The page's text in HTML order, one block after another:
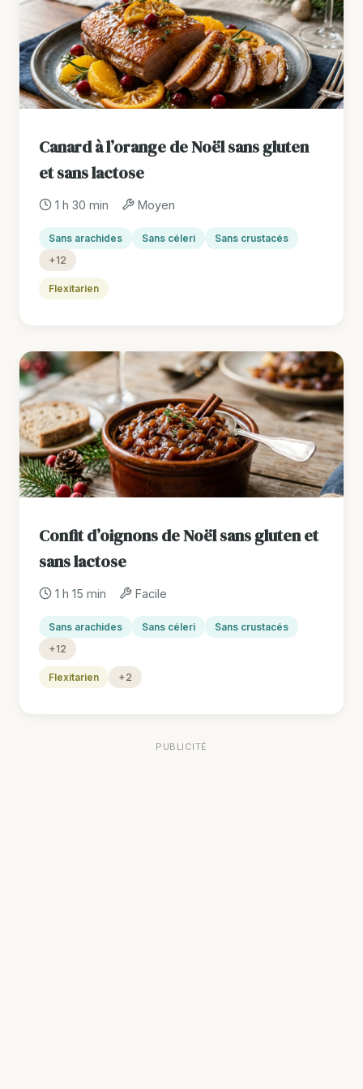
Canard à l’orange de Noël sans gluten
et sans lactose
1 h 30 min Moyen
Sans arachides Sans céleri
Sans crustacés
+12
Flexitarien
Confit d’oignons de Noël sans gluten et
sans lactose
1 h 15 min Facile
Sans arachides Sans céleri
Sans crustacés
+12
Flexitarien +2
PUBLICITÉ